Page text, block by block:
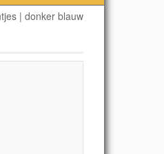
| donker blauw